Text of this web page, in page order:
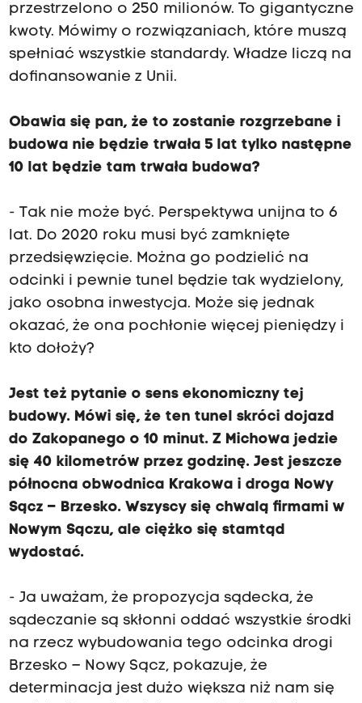
przestrzelono o 250 milionów. To gigantyczne
kwoty. Mówimy o rozwiązaniach, które muszą
spełniać wszystkie standardy. Władze liczą na
dofinansowanie z Unii.
Obawia się pan, że to zostanie rozgrzebane i
budowa nie będzie trwała 5 lat tylko następne
10 lat będzie tam trwała budowa?
- Tak nie może być. Perspektywa unijna to 6
lat. Do 2020 roku musi być zamknięte
przedsięwzięcie. Można go podzielić na
odcinki i pewnie tunel będzie tak wydzielony,
jako osobna inwestycja. Może się jednak
okazać, że ona pochłonie więcej pieniędzy i
kto dołoży?
Jest też pytanie o sens ekonomiczny tej
budowy. Mówi się, że ten tunel skróci dojazd
do Zakopanego o 10 minut. Z Michowa jedzie
się 40 kilometrów przez godzinę. Jest jeszcze
północna obwodnica Krakowa i droga Nowy
Sącz – Brzesko. Wszyscy się chwalą firmami w
Nowym Sączu, ale ciężko się stamtąd
wydostać.
- Ja uważam, że propozycja sądecka, że
sądeczanie są skłonni oddać wszystkie środki
na rzecz wybudowania tego odcinka drogi
Brzesko – Nowy Sącz, pokazuje, że
determinacja jest dużo większa niż nam się